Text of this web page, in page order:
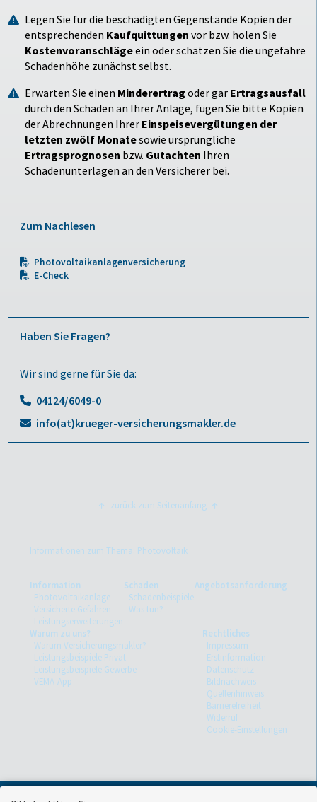
Legen Sie für die beschädigten Gegenstände Kopien der
entsprechenden Kaufquittungen vor bzw. holen Sie
Kostenvoranschlägeein oder schätzen Sie die ungefähre
Schadenhöhe zunächst selbst.
Erwarten Sie einen Minderertrag oder gar Ertragsausfall
durch den Schaden an Ihrer Anlage, fügen Sie bitte Kopien
der Abrechnungen Ihrer Einspeisevergütungen der
letzten zwölf Monatesowie ursprüngliche
Ertragsprognosen bzw. Gutachten Ihren
Schadenunterlagen an den Versicherer bei.
Zum Nachlesen
Photovoltaikanlagenversicherung
E-Check
Haben Sie Fragen?
Wir sind gerne für Sie da:
04124/6049-0
info(at)krueger-versicherungsmakler.de
zurück zum Seitenanfang
Informationen zum Thema: Photovoltaik
Information
Photovoltaikanlage
Versicherte Gefahren
Leistungserweiterungen
Schaden
Schadenbeispiele
Was tun?
Angebotsanforderung
Warum zu uns?
Warum Versicherungsmakler?
Leistungsbeispiele Privat
Leistungsbeispiele Gewerbe
VEMA-App
Rechtliches
Impressum
Erstinformation
Datenschutz
Bildnachweis
Quellenhinweis
Barrierefreiheit
Widerruf
Cookie-Einstellungen